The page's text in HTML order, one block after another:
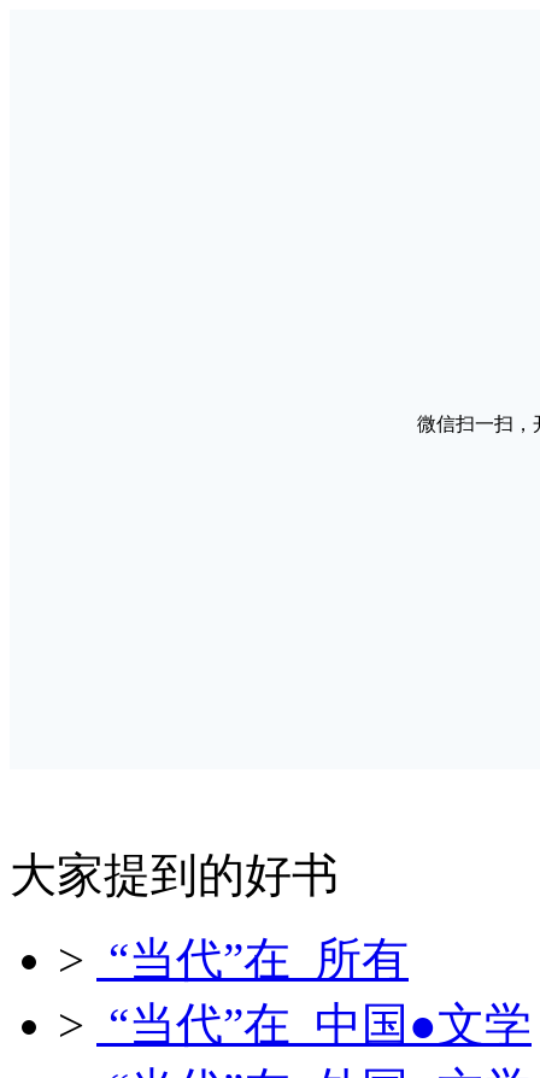
微信扫一扫，
大家提到的好书
> “当代”在 所有
> “当代”在 中国●文学